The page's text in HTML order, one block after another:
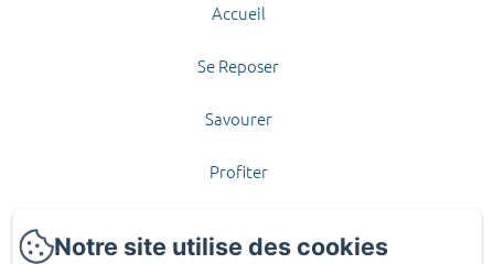
Accueil
Se Reposer
Savourer
Profiter
Notre site utilise des cookies